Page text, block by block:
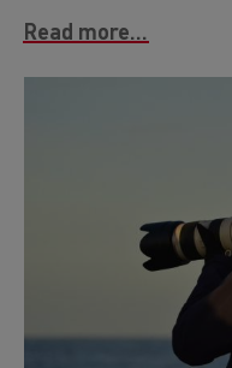
Read more...